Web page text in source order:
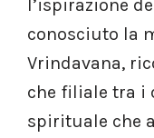
l’ispirazione
conosciuto la
Vrindavana,
che filiale tra i
spirituale che